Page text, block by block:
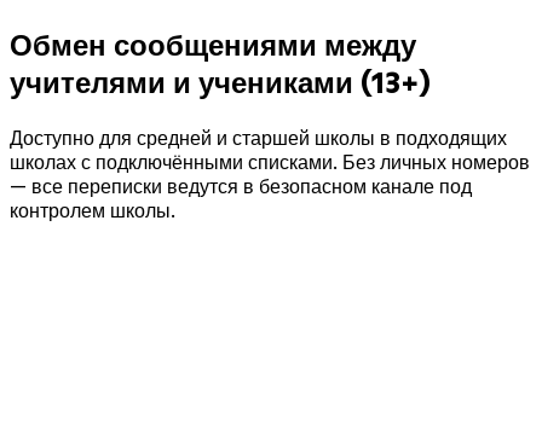
Обмен сообщениями между
учителями и учениками (13+)
Доступно для средней и старшей школы в подходящих
школах с подключёнными списками. Без личных номеров
— все переписки ведутся в безопасном канале под
контролем школы.